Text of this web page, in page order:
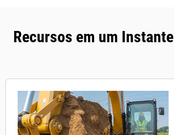
Recursos em um Instante